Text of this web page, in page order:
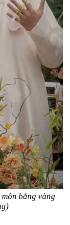
bằng vàng